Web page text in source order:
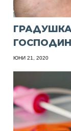
ЮНИ 21, 2020